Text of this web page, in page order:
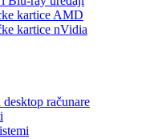
kartice AMD
kartice nVidia
računare